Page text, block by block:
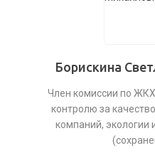
Борискина
Член комиссии по
контролю за
компаний, экологии